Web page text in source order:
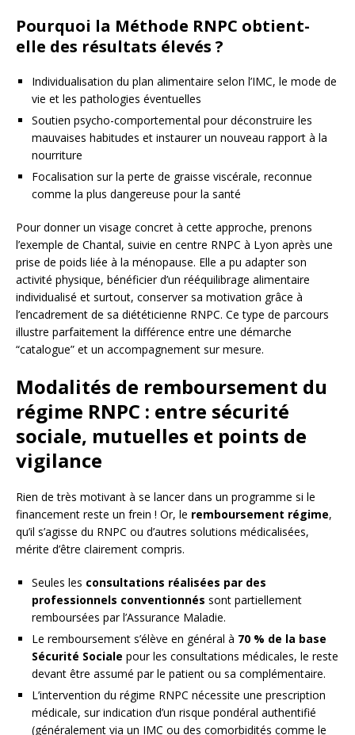
Pourquoi la Méthode RNPC obtient-
elle des résultats élevés ?
Individualisation du plan alimentaire selon l’IMC, le mode de
vie et les pathologies éventuelles
Soutien psycho-comportemental pour déconstruire les
mauvaises habitudes et instaurer un nouveau rapport à la
nourriture
Focalisation sur la perte de graisse viscérale, reconnue
comme la plus dangereuse pour la santé
Pour donner un visage concret à cette approche, prenons
l’exemple de Chantal, suivie en centre RNPC à Lyon après une
prise de poids liée à la ménopause. Elle a pu adapter son
activité physique, bénéficier d’un rééquilibrage alimentaire
individualisé et surtout, conserver sa motivation grâce à
l’encadrement de sa diététicienne RNPC. Ce type de parcours
illustre parfaitement la différence entre une démarche
“catalogue” et un accompagnement sur mesure.
Modalités de remboursement du
régime RNPC : entre sécurité
sociale, mutuelles et points de
vigilance
Rien de très motivant à se lancer dans un programme si le
financement reste un frein ! Or, le remboursement régime,
qu’il s’agisse du RNPC ou d’autres solutions médicalisées,
mérite d’être clairement compris.
Seules les consultations réalisées par des
professionnels conventionnés sont partiellement
remboursées par l’Assurance Maladie.
Le remboursement s’élève en général à 70 % de la base
Sécurité Sociale pour les consultations médicales, le reste
devant être assumé par le patient ou sa complémentaire.
L’intervention du régime RNPC nécessite une prescription
médicale, sur indication d’un risque pondéral authentifié
(généralement via un IMC ou des comorbidités comme le